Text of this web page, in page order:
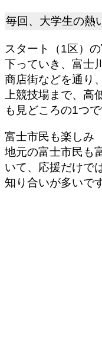
毎回、大学生の熱
スタート（1区）
下っていき、富士
商店街などを通り
上競技場まで、高
も見どころの1つで
富士市民も楽しみ
地元の富士市民も
いて、応援だけで
知り合いが多いで